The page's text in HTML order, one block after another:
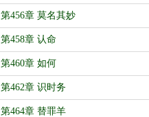
第456章 莫名其妙
第458章 认命
第460章 如何
第462章 识时务
第464章 替罪羊